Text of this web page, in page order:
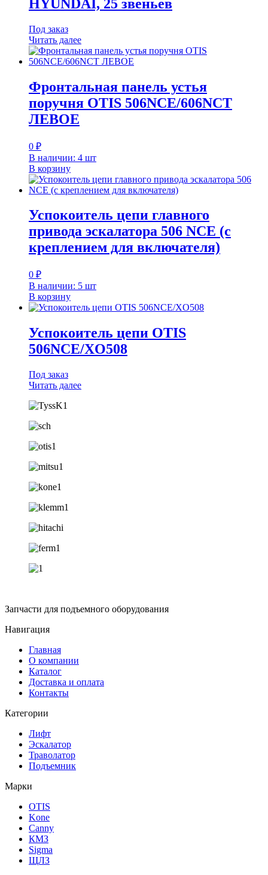
HYUNDAI, 25 звеньев
Под заказ
Читать далее
Фронтальная панель устья
поручня OTIS 506NCE/606NCT
ЛЕВОЕ
0 ₽
В наличии: 4 шт
В корзину
Успокоитель цепи главного
привода эскалатора 506 NCE (с
креплением для включателя)
0 ₽
В наличии: 5 шт
В корзину
Успокоитель цепи OTIS
506NCE/XO508
Под заказ
Читать далее
Запчасти для подъемного оборудования
Навигация
Главная
О компании
Каталог
Доставка и оплата
Контакты
Категории
Лифт
Эскалатор
Траволатор
Подъемник
Марки
OTIS
Kone
Canny
КМЗ
Sigma
ЩЛЗ